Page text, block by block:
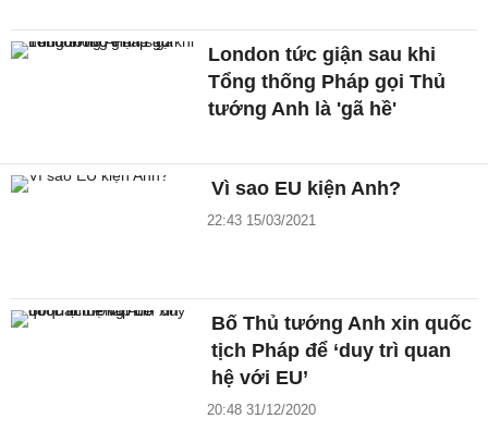
London tức giận sau khi
Tổng thống Pháp gọi Thủ
tướng Anh là 'gã hề'
Vì sao EU kiện Anh?
22:43 15/03/2021
Bố Thủ tướng Anh xin quốc
tịch Pháp để ‘duy trì quan
hệ với EU’
20:48 31/12/2020